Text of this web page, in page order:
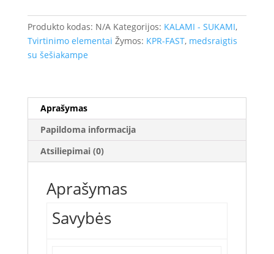
galva
poveržle
plačiu
kaklu
KPR-
FAST
K,
Produkto kodas: N/A Kategorijos: KALAMI - SUKAMI,
Tvirtinimo elementai Žymos: KPR-FAST, medsraigtis
su šešiakampe
Aprašymas
Papildoma informacija
Atsiliepimai (0)
Aprašymas
Savybės